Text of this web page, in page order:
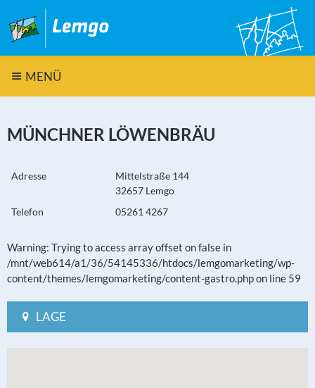
MENÜ
MÜNCHNER LÖWENBRÄU
Adresse
Mittelstraße 144
32657 Lemgo
Telefon
05261 4267
Warning: Trying to access array offset on false in
/mnt/web614/a1/36/54145336/htdocs/lemgomarketing/wp-
content/themes/lemgomarketing/content-gastro.php on line 59
LAGE